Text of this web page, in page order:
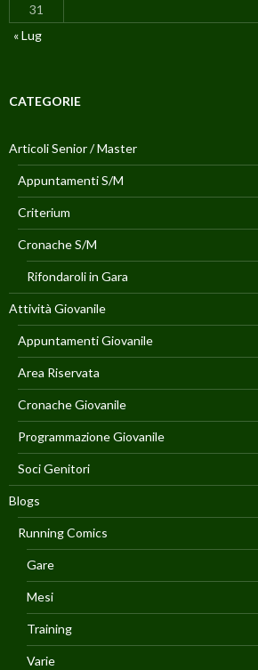
31
« Lug
CATEGORIE
Articoli Senior / Master
Appuntamenti S/M
Criterium
Cronache S/M
Rifondaroli in Gara
Attività Giovanile
Appuntamenti Giovanile
Area Riservata
Cronache Giovanile
Programmazione Giovanile
Soci Genitori
Blogs
Running Comics
Gare
Mesi
Training
Varie